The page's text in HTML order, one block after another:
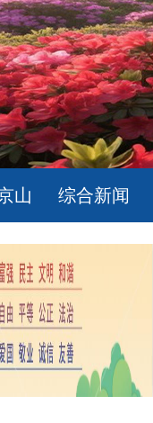
山 综合新闻